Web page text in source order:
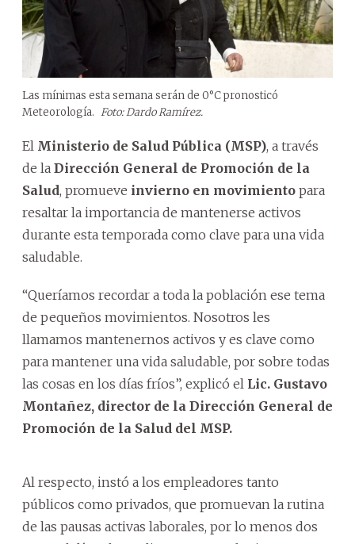
Las mínimas esta semana serán de 0°C pronosticó
Meteorología. Foto: Dardo Ramírez.
El Ministerio de Salud Pública (MSP), a través
de la Dirección General de Promoción de la
Salud, promueve invierno en movimiento para
resaltar la importancia de mantenerse activos
durante esta temporada como clave para una vida
saludable.
“Queríamos recordar a toda la población ese tema
de pequeños movimientos. Nosotros les
llamamos mantenernos activos y es clave como
para mantener una vida saludable, por sobre todas
las cosas en los días fríos”, explicó el Lic. Gustavo
Montañez, director de la Dirección General de
Promoción de la Salud del MSP.
Al respecto, instó a los empleadores tanto
públicos como privados, que promuevan la rutina
de las pausas activas laborales, por lo menos dos